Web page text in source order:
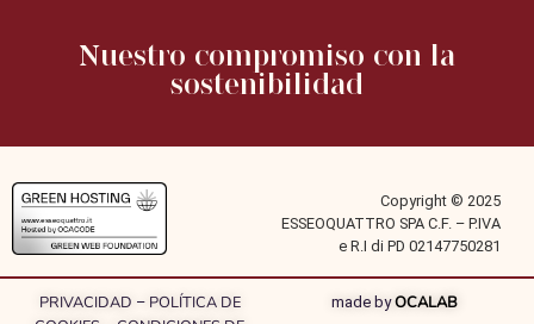
Nuestro compromiso con la
sostenibilidad
Copyright © 2025
ESSEOQUATTRO SPA C.F. – P.IVA
e R.I di PD 02147750281
PRIVACIDAD – POLÍTICA DE
made byOCALAB